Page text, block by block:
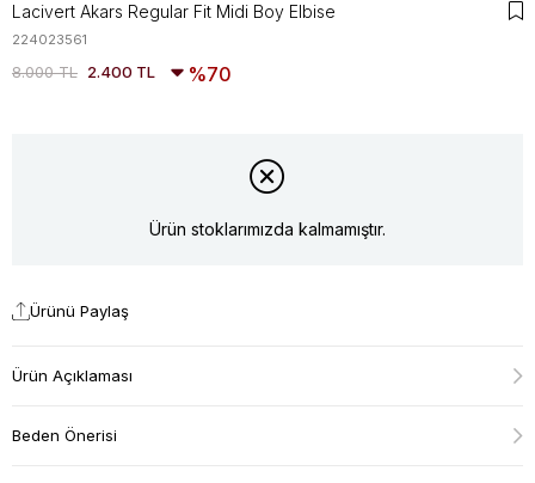
Lacivert Akars Regular Fit Midi Boy Elbise
224023561
8.000 TL 2.400 TL 70
Ürün stoklarımızda kalmamıştır.
Ürünü Paylaş
Ürün Açıklaması
Beden Önerisi